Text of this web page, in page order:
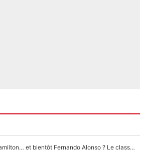
Max Verstappen, Lewis Hamilton… et bientôt Fernando Alonso ? Le classement des pilotes les mieux payés en Formule 1 risque de changer !